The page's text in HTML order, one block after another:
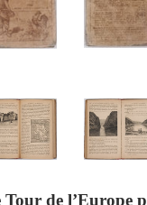
de l’Europe